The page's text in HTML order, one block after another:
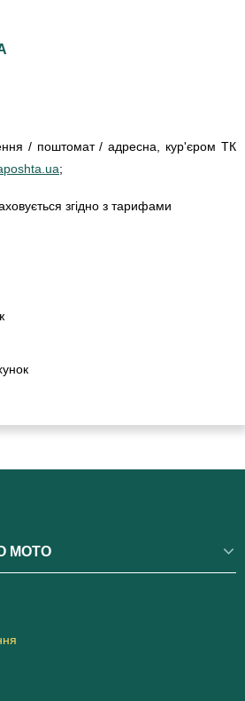
/ поштомат / адресна, кур'єром ТК
;
згідно з тарифами
MOTO